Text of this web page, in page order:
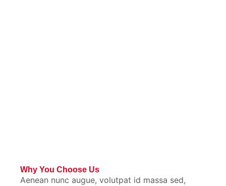
Why You Choose Us
Aenean nunc augue, volutpat id massa sed,